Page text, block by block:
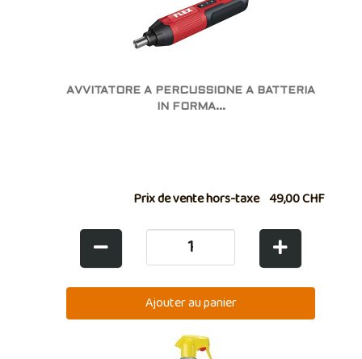
AVVITATORE A PERCUSSIONE A BATTERIA
IN FORMA...
Prix de vente hors-taxe 49,00 CHF